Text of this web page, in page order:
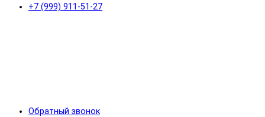
+7 (999) 911-51-27
Обратный звонок